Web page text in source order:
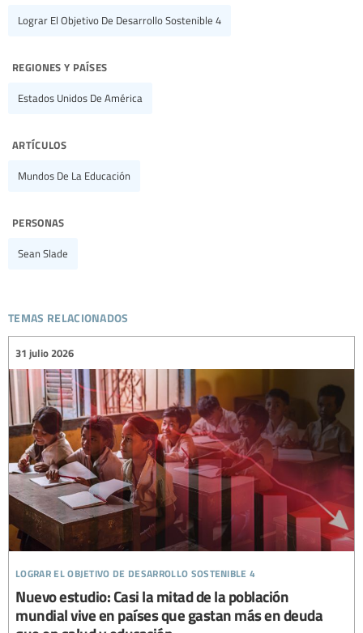
Lograr El Objetivo De Desarrollo Sostenible 4
regiones y países
Estados Unidos De América
artículos
Mundos De La Educación
personas
Sean Slade
temas relacionados
lograr el objetivo de desarrollo sostenible 4
31 julio 2026
Nuevo estudio: Casi la mitad de la población
mundial vive en países que gastan más en deuda